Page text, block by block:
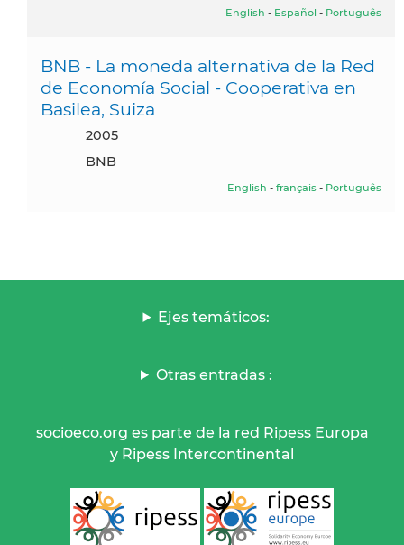
English - Español - Português
BNB - La moneda alternativa de la Red
de Economía Social - Cooperativa en
Basilea, Suiza
2005
BNB
English - français - Português
Ejes temáticos:
Otras entradas :
socioeco.org es parte de la red Ripess Europa
y Ripess Intercontinental